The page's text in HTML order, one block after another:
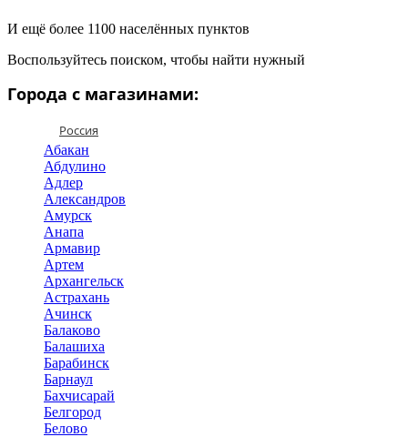
И ещё более 1100 населённых пунктов
Воспользуйтесь поиском, чтобы найти нужный
Города с магазинами:
Россия
Абакан
Абдулино
Адлер
Александров
Амурск
Анапа
Армавир
Артем
Архангельск
Астрахань
Ачинск
Балаково
Балашиха
Барабинск
Барнаул
Бахчисарай
Белгород
Белово